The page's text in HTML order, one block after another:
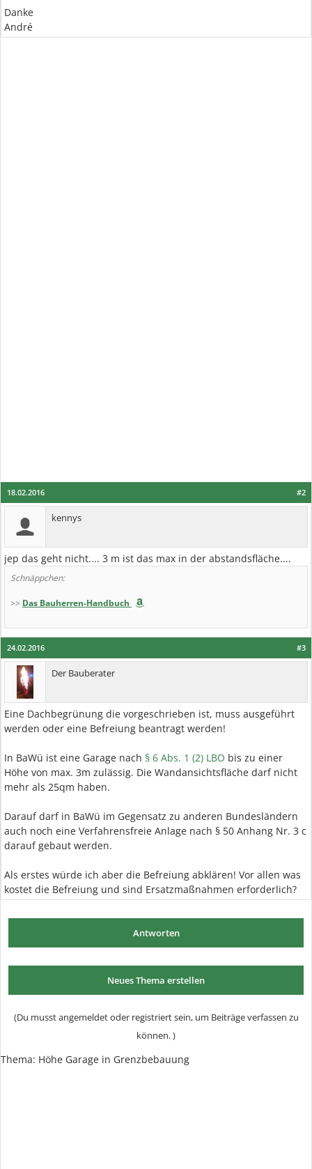
Danke
André
#2
18.02.2016
kennys
jep das geht nicht.... 3 m ist das max in der abstandsfläche....
Schnäppchen:
>> Das Bauherren-Handbuch
#3
24.02.2016
Der Bauberater
Eine Dachbegrünung die vorgeschrieben ist, muss ausgeführt
werden oder eine Befreiung beantragt werden!
In BaWü ist eine Garage nach § 6 Abs. 1 (2) LBO bis zu einer
Höhe von max. 3m zulässig. Die Wandansichtsfläche darf nicht
mehr als 25qm haben.
Darauf darf in BaWü im Gegensatz zu anderen Bundesländern
auch noch eine Verfahrensfreie Anlage nach § 50 Anhang Nr. 3 c
darauf gebaut werden.
Als erstes würde ich aber die Befreiung abklären! Vor allen was
kostet die Befreiung und sind Ersatzmaßnahmen erforderlich?
Antworten
Neues Thema erstellen
(Du musst angemeldet oder registriert sein, um Beiträge verfassen zu
können. )
Thema: Höhe Garage in Grenzbebauung